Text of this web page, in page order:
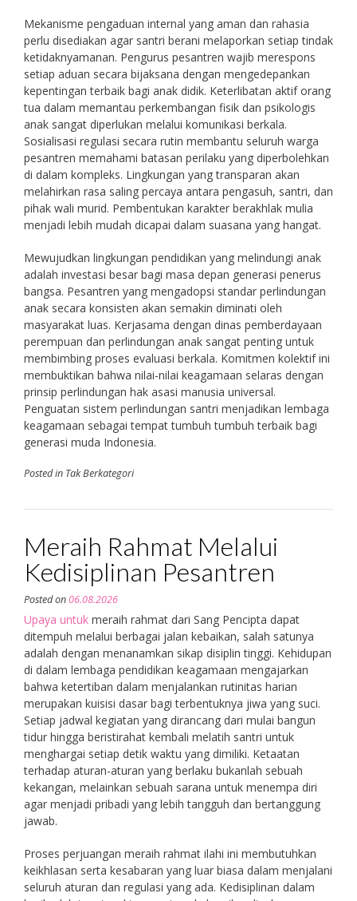
Mekanisme pengaduan internal yang aman dan rahasia
perlu disediakan agar santri berani melaporkan setiap tindak
ketidaknyamanan. Pengurus pesantren wajib merespons
setiap aduan secara bijaksana dengan mengedepankan
kepentingan terbaik bagi anak didik. Keterlibatan aktif orang
tua dalam memantau perkembangan fisik dan psikologis
anak sangat diperlukan melalui komunikasi berkala.
Sosialisasi regulasi secara rutin membantu seluruh warga
pesantren memahami batasan perilaku yang diperbolehkan
di dalam kompleks. Lingkungan yang transparan akan
melahirkan rasa saling percaya antara pengasuh, santri, dan
pihak wali murid. Pembentukan karakter berakhlak mulia
menjadi lebih mudah dicapai dalam suasana yang hangat.
Mewujudkan lingkungan pendidikan yang melindungi anak
adalah investasi besar bagi masa depan generasi penerus
bangsa. Pesantren yang mengadopsi standar perlindungan
anak secara konsisten akan semakin diminati oleh
masyarakat luas. Kerjasama dengan dinas pemberdayaan
perempuan dan perlindungan anak sangat penting untuk
membimbing proses evaluasi berkala. Komitmen kolektif ini
membuktikan bahwa nilai-nilai keagamaan selaras dengan
prinsip perlindungan hak asasi manusia universal.
Penguatan sistem perlindungan santri menjadikan lembaga
keagamaan sebagai tempat tumbuh tumbuh terbaik bagi
generasi muda Indonesia.
Posted in Tak Berkategori
Meraih Rahmat Melalui
Kedisiplinan Pesantren
Posted on06.08.2026
Upaya untuk meraih rahmat dari Sang Pencipta dapat
ditempuh melalui berbagai jalan kebaikan, salah satunya
adalah dengan menanamkan sikap disiplin tinggi. Kehidupan
di dalam lembaga pendidikan keagamaan mengajarkan
bahwa ketertiban dalam menjalankan rutinitas harian
merupakan kuisisi dasar bagi terbentuknya jiwa yang suci.
Setiap jadwal kegiatan yang dirancang dari mulai bangun
tidur hingga beristirahat kembali melatih santri untuk
menghargai setiap detik waktu yang dimiliki. Ketaatan
terhadap aturan-aturan yang berlaku bukanlah sebuah
kekangan, melainkan sebuah sarana untuk menempa diri
agar menjadi pribadi yang lebih tangguh dan bertanggung
jawab.
Proses perjuangan meraih rahmat ilahi ini membutuhkan
keikhlasan serta kesabaran yang luar biasa dalam menjalani
seluruh aturan dan regulasi yang ada. Kedisiplinan dalam